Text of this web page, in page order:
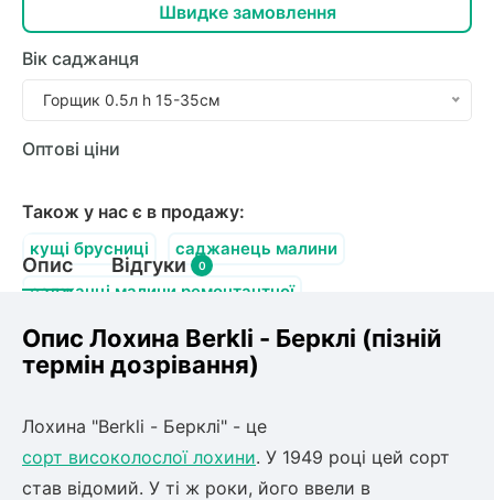
(агротканини)Швидке замовлення
Вік саджанця
Горщик 0.5л h 15-35см
Оптові ціни
Також у нас є в продажу:
кущі брусниці саджанець малини
саджанці малини ремонтантної
сорти пізньої полуниці розсада аґрусу
літня малина
Опис Відгуки 0
Опис Лохина Berkli - Берклі (пізній
термін дозрівання)
Лохина "Berkli - Берклі" - це
сорт високолослої лохини. У 1949 році цей сорт
став відомий. У ті ж роки, його ввели в